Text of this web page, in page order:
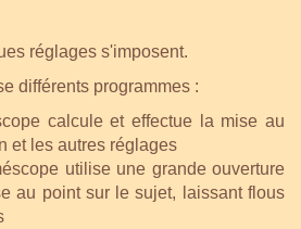
réglages s'imposent.
différents programmes :
calcule et effectue la mise au
et les autres réglages
utilise une grande ouverture
au point sur le sujet, laissant flous